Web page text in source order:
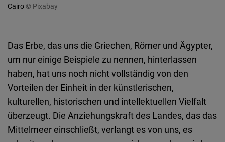
Cairo © Pixabay
Das Erbe, das uns die Griechen, Römer und Ägypter,
um nur einige Beispiele zu nennen, hinterlassen
haben, hat uns noch nicht vollständig von den
Vorteilen der Einheit in der künstlerischen,
kulturellen, historischen und intellektuellen Vielfalt
überzeugt. Die Anziehungskraft des Landes, das das
Mittelmeer einschließt, verlangt es von uns, es